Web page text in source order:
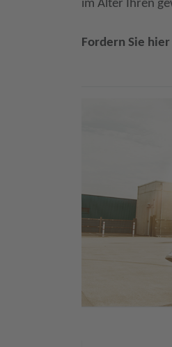
im Alter Ihren
Fordern Sie